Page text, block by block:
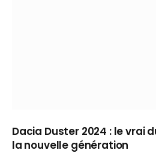
Dacia Duster 2024 : le vrai
la nouvelle génération